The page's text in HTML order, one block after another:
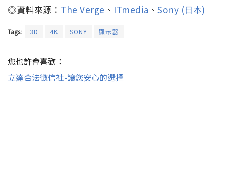
◎資料來源： The Verge 、 ITmedia 、 Sony (日本)
Tags: 3D 4K SONY 顯示器
您也許會喜歡：
立達合法徵信社-讓您安心的選擇